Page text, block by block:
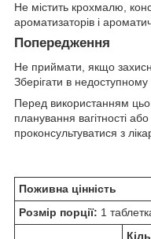
Не містить крохмалю,
ароматизаторів і
Попередження
Не приймати, якщо
Зберігати в недоступному
Перед використанням
планування вагітності
проконсультуватися з
Поживна цінність
Розмір порції: 1